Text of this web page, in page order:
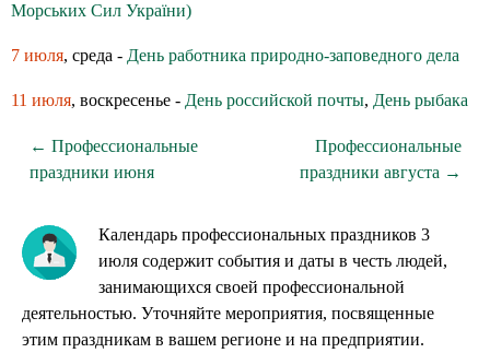
Морських Сил України)
7 июля, среда - День работника природно-заповедного дела
11 июля, воскресенье - День российской почты, День рыбака
← Профессиональные
праздники июня
Профессиональные
праздники августа →
Календарь профессиональных праздников 3
июля содержит события и даты в честь людей,
занимающихся своей профессиональной
деятельностью. Уточняйте мероприятия, посвященные
этим праздникам в вашем регионе и на предприятии.